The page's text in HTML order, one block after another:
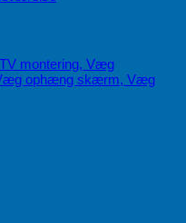
montering, Væg
ophæng skærm, Væg